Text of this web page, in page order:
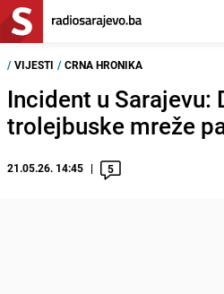
/ VIJESTI / CRNA HRONIKA
Incident u Sarajevu:
trolejbuske mreže
21.05.26. 14:45 5